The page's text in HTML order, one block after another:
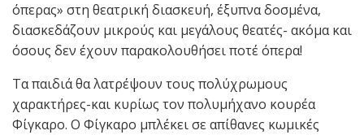
όπερας» στη θεατρική διασκευή, έξυπνα δοσμένα,
διασκεδάζουν μικρούς και μεγάλους θεατές- ακόμα και
όσους δεν έχουν παρακολουθήσει ποτέ όπερα!
Τα παιδιά θα λατρέψουν τους πολύχρωμους
χαρακτήρες-και κυρίως τον πολυμήχανο κουρέα
Φίγκαρο. Ο Φίγκαρο μπλέκει σε απίθανες κωμικές